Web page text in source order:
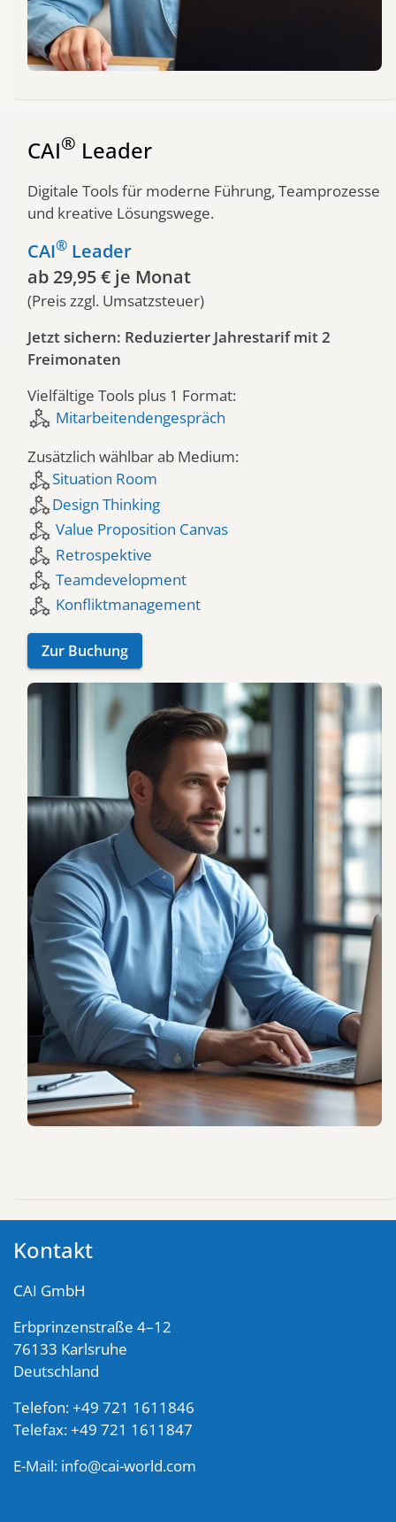
CAI® Leader
Digitale Tools für moderne Führung, Teamprozesse
und kreative Lösungswege.
CAI® Leader
ab 29,95 € je Monat
(Preis zzgl. Umsatzsteuer)
Jetzt sichern: Reduzierter Jahrestarif mit 2
Freimonaten
Vielfältige Tools plus 1 Format:
component_exchange Mitarbeitendengespräch
Zusätzlich wählbar ab Medium:
component_exchangeSituation Room
component_exchangeDesign Thinking
component_exchange Value Proposition Canvas
component_exchange Retrospektive
component_exchange Teamdevelopment
component_exchange Konfliktmanagement
Zur Buchung
Kontakt
CAI GmbH
Erbprinzenstraße 4–12
76133 Karlsruhe
Deutschland
Telefon: +49 721 1611846
Telefax: +49 721 1611847
E-Mail: info@cai-world.com